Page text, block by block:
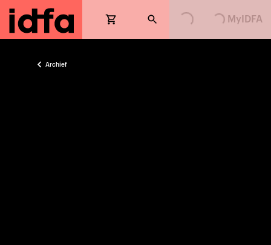
Loading...Loading... MyIDFA
Archief